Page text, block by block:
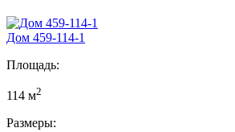
Дом 459-114-1
Площадь:
114 м2
Размеры: